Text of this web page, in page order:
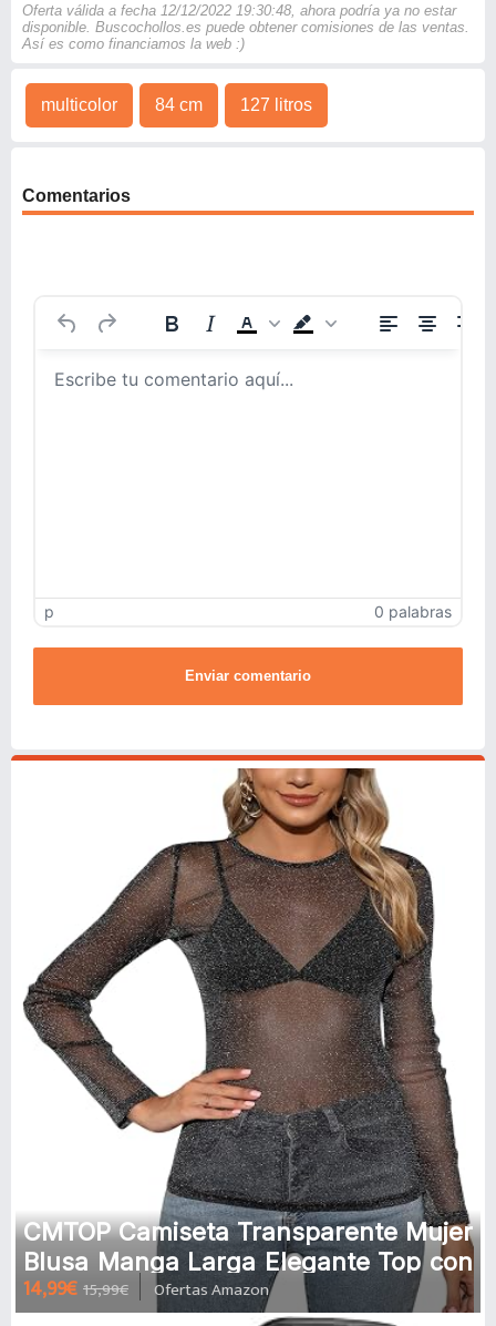
Oferta válida a fecha 12/12/2022 19:30:48, ahora podría ya no estar
disponible. Buscochollos.es puede obtener comisiones de las ventas.
Así es como financiamos la web :)
multicolor 84 cm 127 litros
Comentarios
p 0 palabras
Enviar comentario
CMTOP Camiseta Transparente Mujer
Blusa Manga Larga Elegante Top con
Cuello Redondo Casual
14,99€ 15,99€ Ofertas Amazon